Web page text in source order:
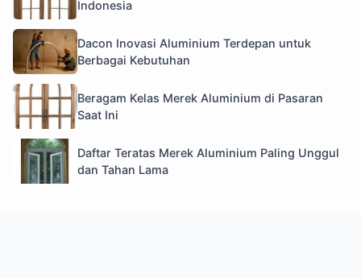
Indonesia
Dacon Inovasi Aluminium Terdepan untuk
Berbagai Kebutuhan
Beragam Kelas Merek Aluminium di Pasaran
Saat Ini
Daftar Teratas Merek Aluminium Paling Unggul
dan Tahan Lama